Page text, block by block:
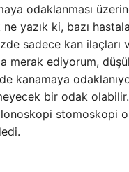
odaklanması
yazık ki, bazı
sadece kan ilaçları
merak ediyorum,
kanamaya
bir odak
stomoskopi